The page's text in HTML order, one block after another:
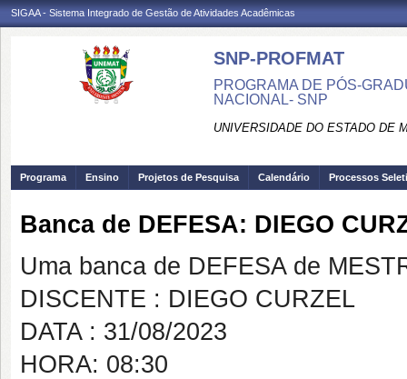
SIGAA - Sistema Integrado de Gestão de Atividades Acadêmicas
SNP-PROFMAT
PROGRAMA DE PÓS-
NACIONAL- SNP
UNIVERSIDADE DO ESTADO DE
Programa Ensino Projetos de Pesquisa Calendário Processos
Banca de DEFESA: DIEGO
Uma banca de DEFESA de
DISCENTE : DIEGO CURZEL
DATA : 31/08/2023
HORA: 08:30